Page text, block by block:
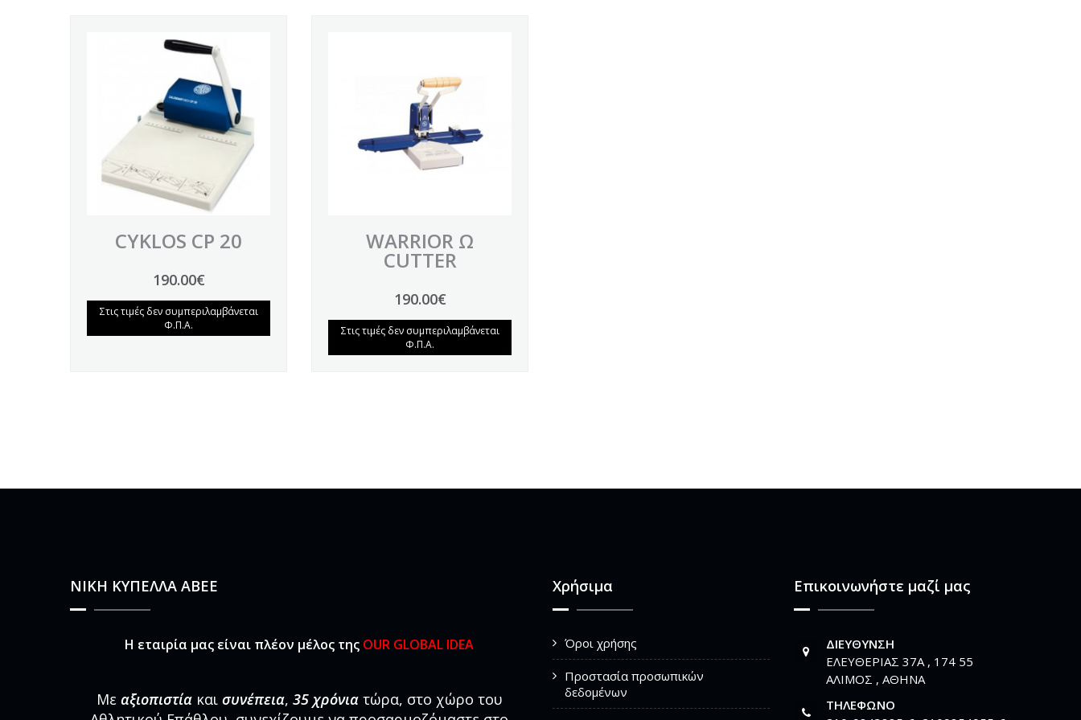
CYKLOS CP 20
190.00€
Στις τιμές δεν συμπεριλαμβάνεται
Φ.Π.Α.
WARRIOR Ω
CUTTER
190.00€
Στις τιμές δεν συμπεριλαμβάνεται
Φ.Π.Α.
ΝΙΚΗ ΚΥΠΕΛΛΑ ΑΒΕΕ
Η εταιρία μας είναι πλέον μέλος της OUR GLOBAL IDEA
Με αξιοπιστίακαι συνέπεια, 35 χρόνιατώρα, στο χώρο του
Χρήσιμα
Όροι χρήσης
Προστασία προσωπικών
δεδομένων
Επικοινωνήστε μαζί μας
ΔΙΕΎΘΥΝΣΗ
ΕΛΕΥΘΕΡΙΑΣ 37Α , 174 55
ΑΛΙΜΟΣ , ΑΘΗΝΑ
ΤΗΛΈΦΩΝΟ